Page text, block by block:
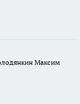
Максим